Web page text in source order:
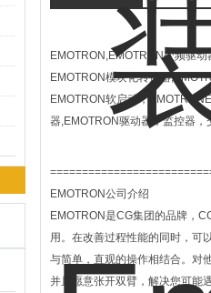
EMOTRON,EMOTRON变频驱
EMOTRON模块化转换器
EMOTRON软启动，
器,EMOTRON驱动器，监控器
EMOTRON公司介绍
EMOTRON是CG集团的品牌，
用。在改善过程性能的同时，可
与简单，直观的操作相结合。对
并且愿意张开双臂，解决您可能